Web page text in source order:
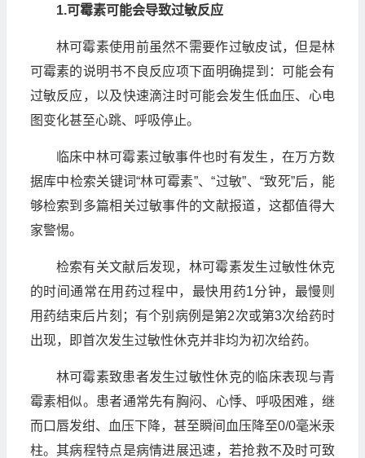
1.可霉素可能会导致过敏反应
林可霉素使用前虽然不需要作过敏皮试，但是林
可霉素的说明书不良反应项下面明确提到：可能会有
过敏反应，以及快速滴注时可能会发生低血压、心电
图变化甚至心跳、呼吸停止。
临床中林可霉素过敏事件也时有发生，在万方数
据库中检索关键词“林可霉素”、“过敏”、“致死”后，能
够检索到多篇相关过敏事件的文献报道，这都值得大
家警惕。
检索有关文献后发现，林可霉素发生过敏性休克
的时间通常在用药过程中，最快用药1分钟，最慢则
用药结束后片刻；有个别病例是第2次或第3次给药时
出现，即首次发生过敏性休克并非均为初次给药。
林可霉素致患者发生过敏性休克的临床表现与青
霉素相似。患者通常先有胸闷、心悸、呼吸困难，继
而口唇发绀、血压下降，甚至瞬间血压降至0/0毫米汞
柱。其病程特点是病情进展迅速，若抢救不及时可致